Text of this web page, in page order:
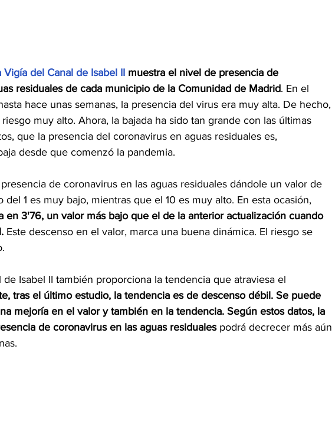
Vigía del Canal de Isabel II muestra el nivel de presencia de
residuales de cada municipio de la Comunidad de Madrid. En el
hace unas semanas, la presencia del virus era muy alta. De hecho,
muy alto. Ahora, la bajada ha sido tan grande con las últimas
que la presencia del coronavirus en aguas residuales es,
desde que comenzó la pandemia.
de coronavirus en las aguas residuales dándole un valor de
del 1 es muy bajo, mientras que el 10 es muy alto. En esta ocasión,
en 3'76, un valor más bajo que el de la anterior actualización cuando
Este descenso en el valor, marca una buena dinámica. El riesgo se
de Isabel II también proporciona la tendencia que atraviesa el
tras el último estudio, la tendencia es de descenso débil. Se puede
mejoría en el valor y también en la tendencia. Según estos datos, la
de coronavirus en las aguas residuales podrá decrecer más aún